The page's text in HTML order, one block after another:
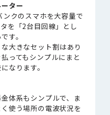
ター
ンクのスマホを大容量で
を「2台目回線」とし
す。
大きなセット割はあり
ってもシンプルにまと
なります。
体系もシンプルで、ま
使う場所の電波状況を